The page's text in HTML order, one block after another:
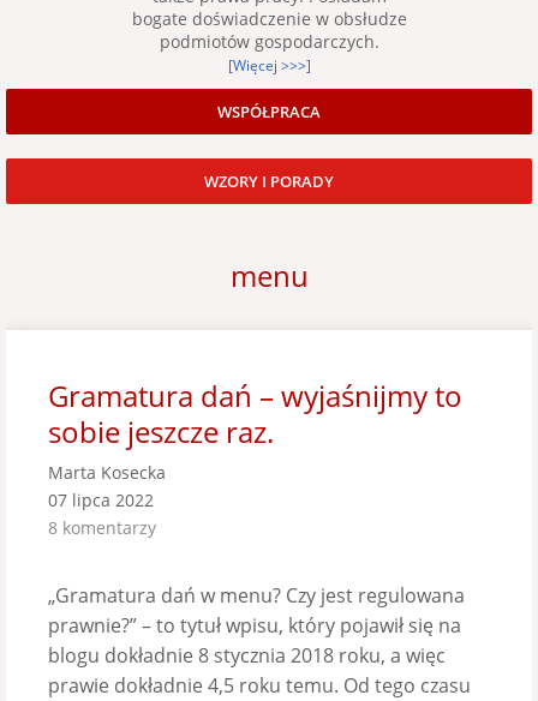
bogate doświadczenie w obsłudze
podmiotów gospodarczych.
[Więcej >>>]
WSPÓŁPRACA
WZORY I PORADY
menu
Gramatura dań – wyjaśnijmy to
sobie jeszcze raz.
Marta Kosecka
07 lipca 2022
8 komentarzy
„Gramatura dań w menu? Czy jest regulowana
prawnie?” – to tytuł wpisu, który pojawił się na
blogu dokładnie 8 stycznia 2018 roku, a więc
prawie dokładnie 4,5 roku temu. Od tego czasu